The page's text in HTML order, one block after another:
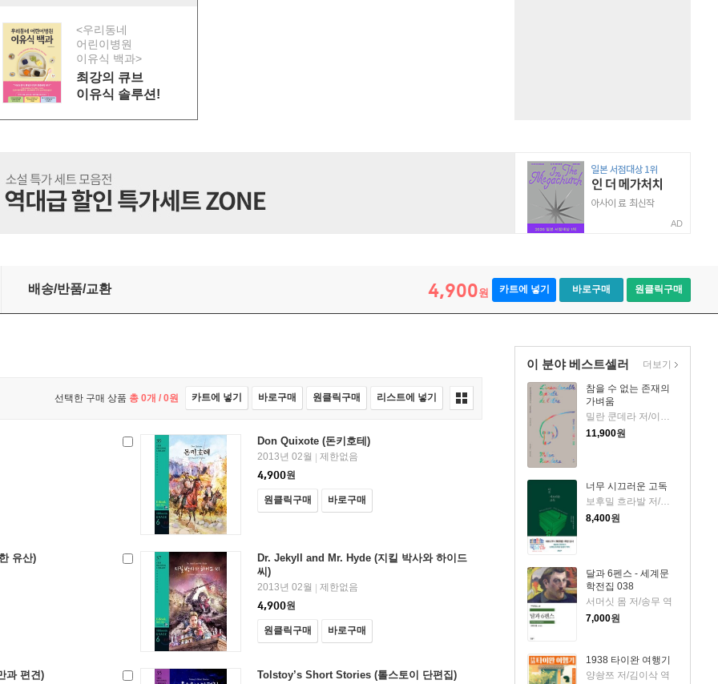
<우리동네
어린이병원
이유식 백과>
최강의 큐브
이유식 솔루션!
AD
배송/반품/교환 4,900원 카트에 넣기 바로구매 원클릭구매
이 분야 베스트셀러
참을 수 없는 존재의
가벼움
밀란 쿤데라 저/이재룡 역
11,900원
너무 시끄러운 고독
보후밀 흐라발 저/이창실 역
8,400원
달과 6펜스 - 세계문
학전집 038
서머싯 몸 저/송무 역
7,000원
1938 타이완 여행기
양솽쯔 저/김이삭 역
더보기
선택한 구매 상품 총 0개 / 0원 카트에 넣기 바로구매 원클릭구매 리스트에 넣기
Don Quixote (돈키호테)
2013년 02월
제한없음
4,900원
원클릭구매 바로구매
유산)
Dr. Jekyll and Mr. Hyde (지킬 박사와 하이드
씨)
2013년 02월
제한없음
4,900원
원클릭구매 바로구매
과 편견) Tolstoy’s Short Stories (톨스토이 단편집)